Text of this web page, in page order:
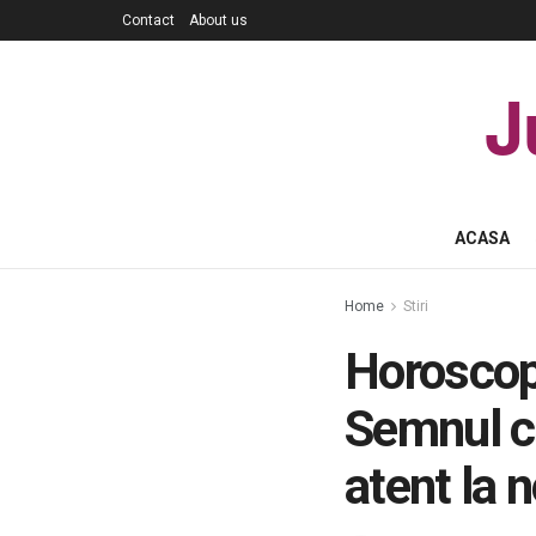
Contact About us
ACASA
Home Stiri
Semnul
atent la